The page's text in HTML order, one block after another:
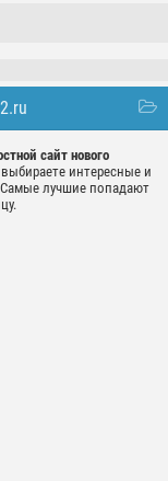
сайт нового
интересные и
лучшие попадают